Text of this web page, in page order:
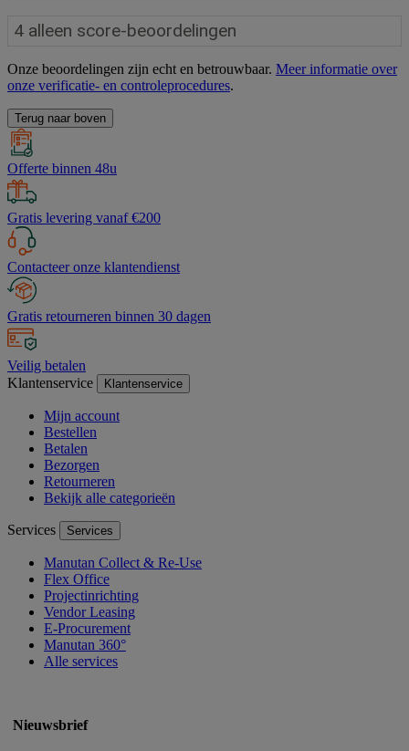
Onze beoordelingen zijn echt en betrouwbaar. Meer informatie over
onze verificatie- en controleprocedures.
Terug naar boven
Offerte binnen 48u
Gratis levering vanaf €200
Contacteer onze klantendienst
Gratis retourneren binnen 30 dagen
Veilig betalen
Klantenservice
Klantenservice
Mijn account
Bestellen
Betalen
Bezorgen
Retourneren
Bekijk alle categorieën
Services Services
Manutan Collect & Re-Use
Flex Office
Projectinrichting
Vendor Leasing
E-Procurement
Manutan 360°
Alle services
Nieuwsbrief